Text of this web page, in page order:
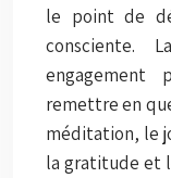
le point de
consciente.
engagement
remettre en
méditation, le
la gratitude et